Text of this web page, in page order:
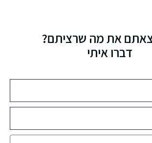
את מה שרציתם?
דברו איתי